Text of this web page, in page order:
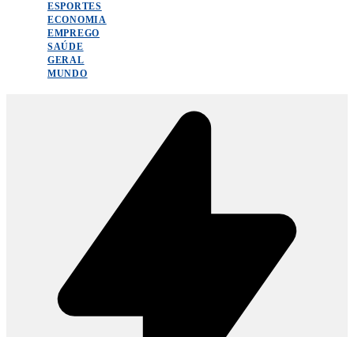
ESPORTES
ECONOMIA
EMPREGO
SAÚDE
GERAL
MUNDO